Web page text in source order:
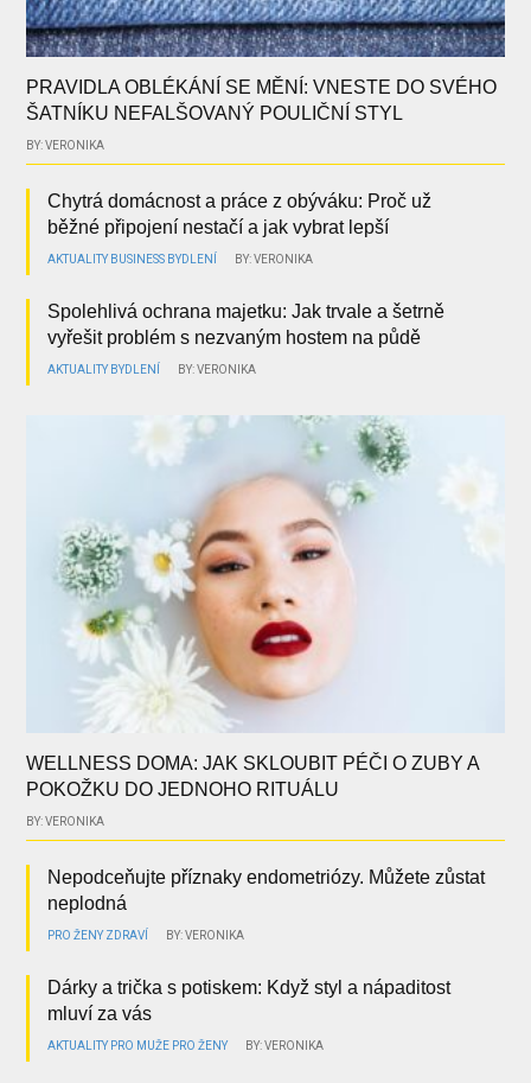
PRAVIDLA OBLÉKÁNÍ SE MĚNÍ: VNESTE DO SVÉHO
ŠATNÍKU NEFALŠOVANÝ POULIČNÍ STYL
BY: VERONIKA
Chytrá domácnost a práce z obýváku: Proč už
běžné připojení nestačí a jak vybrat lepší
AKTUALITY BUSINESS BYDLENÍ BY: VERONIKA
Spolehlivá ochrana majetku: Jak trvale a šetrně
vyřešit problém s nezvaným hostem na půdě
AKTUALITY BYDLENÍ BY: VERONIKA
WELLNESS DOMA: JAK SKLOUBIT PÉČI O ZUBY A
POKOŽKU DO JEDNOHO RITUÁLU
BY: VERONIKA
Nepodceňujte příznaky endometriózy. Můžete zůstat
neplodná
PRO ŽENY ZDRAVÍ BY: VERONIKA
Dárky a trička s potiskem: Když styl a nápaditost
mluví za vás
AKTUALITY PRO MUŽE PRO ŽENY BY: VERONIKA